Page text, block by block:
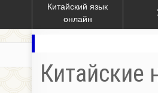
Китайский язык
онлайн
Китайские